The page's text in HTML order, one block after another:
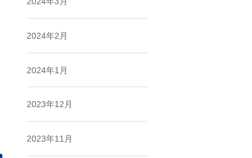
2024年2月
2024年1月
2023年12月
2023年11月